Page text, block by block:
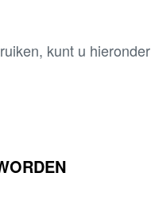
kunt u hieronder